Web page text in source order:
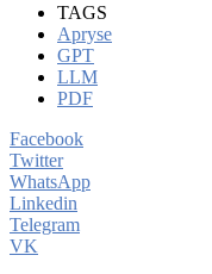
TAGS
Apryse
GPT
LLM
PDF
Facebook
Twitter
WhatsApp
Linkedin
Telegram
VK